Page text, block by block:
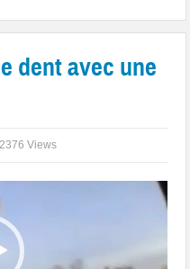
dent avec une
2376 Views